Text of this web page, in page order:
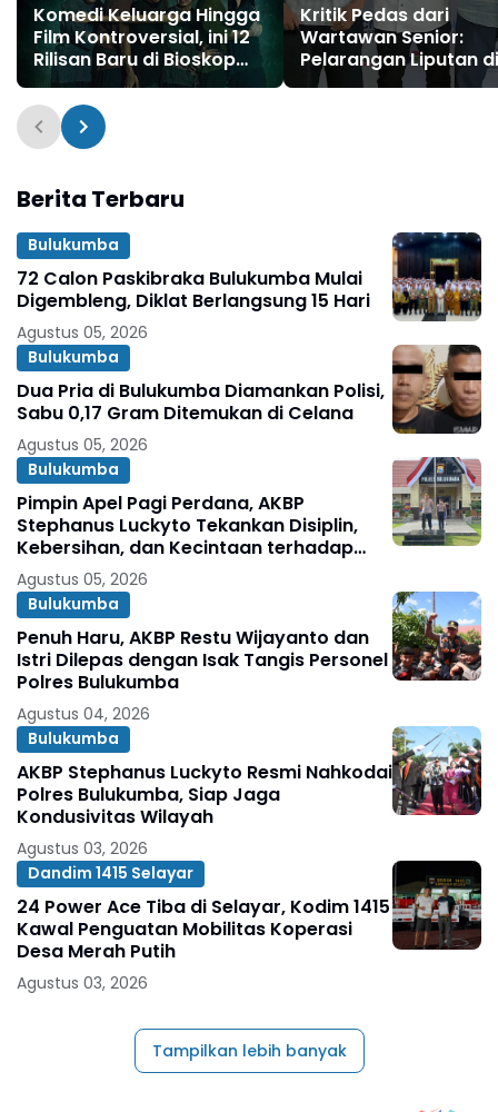
Komedi Keluarga Hingga
Film Kontroversial, ini 12
Rilisan Baru di Bioskop
Agustus 2024
Kritik Pedas dari
Wartawan Senior:
Pelarangan Liputan di
DPRD Bulukumba
Berita Terbaru
Bulukumba
72 Calon Paskibraka Bulukumba Mulai
Digembleng, Diklat Berlangsung 15 Hari
Agustus 05, 2026
Bulukumba
Dua Pria di Bulukumba Diamankan Polisi,
Sabu 0,17 Gram Ditemukan di Celana
Agustus 05, 2026
Bulukumba
Pimpin Apel Pagi Perdana, AKBP
Stephanus Luckyto Tekankan Disiplin,
Kebersihan, dan Kecintaan terhadap
Organisasi
Agustus 05, 2026
Bulukumba
Penuh Haru, AKBP Restu Wijayanto dan
Istri Dilepas dengan Isak Tangis Personel
Polres Bulukumba
Agustus 04, 2026
Bulukumba
AKBP Stephanus Luckyto Resmi Nahkodai
Polres Bulukumba, Siap Jaga
Kondusivitas Wilayah
Agustus 03, 2026
Dandim 1415 Selayar
24 Power Ace Tiba di Selayar, Kodim 1415
Kawal Penguatan Mobilitas Koperasi
Desa Merah Putih
Agustus 03, 2026
Tampilkan lebih banyak